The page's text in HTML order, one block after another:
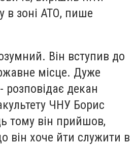
в зоні АТО, пише
Він вступив до
місце. Дуже
розповідає декан
ЧНУ Борис
тому він прийшов,
він хоче йти служити в